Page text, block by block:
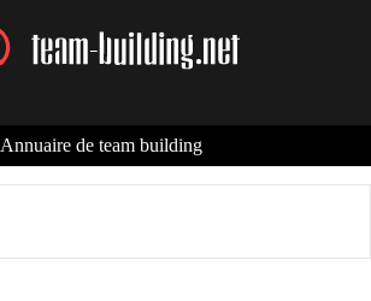
Annuaire de team building